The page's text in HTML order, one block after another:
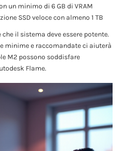
un minimo di 6 GB di VRAM
SSD veloce con almeno 1 TB
il sistema deve essere potente.
minime e raccomandate ci aiuterà
M2 possono soddisfare
Flame.